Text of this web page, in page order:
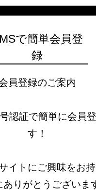
で簡単会員登
録
員登録のご案内
認証で簡単に会員
す！
イトにご興味をお
ありがとうございま